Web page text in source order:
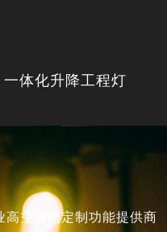
一体化升降工程灯
高空照明定制功能提供商